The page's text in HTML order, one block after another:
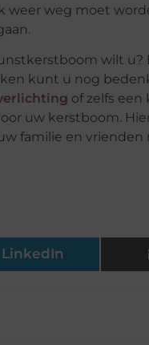
weer weg moet
wilt u?
kunt u nog
of zelfs
uw kerstboom.
familie en vrienden
LinkedIn